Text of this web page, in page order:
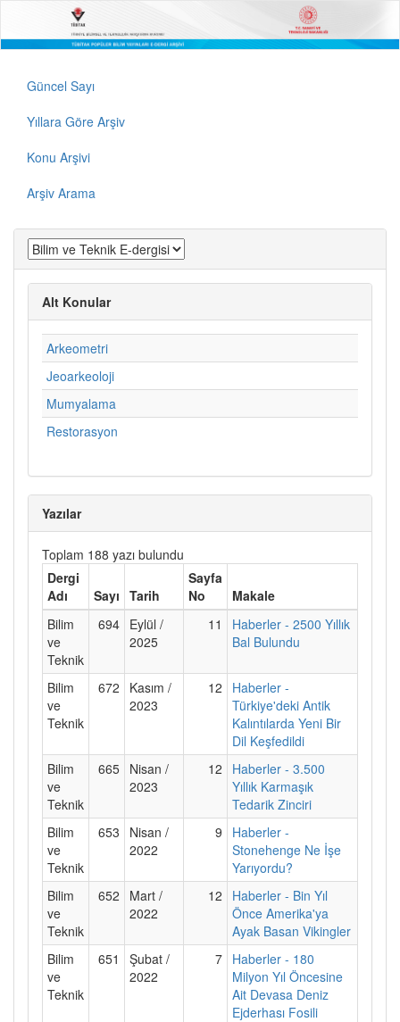
Güncel Sayı
Yıllara Göre Arşiv
Konu Arşivi
Arşiv Arama
Alt Konular
Arkeometri
Jeoarkeoloji
Mumyalama
Restorasyon
Yazılar
Toplam 188 yazı bulundu
Dergi
Adı
Sayı Tarih
Sayfa
No
Makale
Bilim
ve
Teknik
694 Eylül /
2025
11
Haberler - 2500 Yıllık
Bal Bulundu
Bilim
ve
Teknik
672
Kasım /
2023
12
Haberler -
Türkiye'deki Antik
Kalıntılarda Yeni Bir
Dil Keşfedildi
Bilim
ve
Teknik
665 Nisan /
2023
12
Haberler - 3.500
Yıllık Karmaşık
Tedarik Zinciri
Bilim
ve
Teknik
653
Nisan /
2022
9
Haberler -
Stonehenge Ne İşe
Yarıyordu?
Bilim
ve
Teknik
652
Mart /
2022
12
Haberler - Bin Yıl
Önce Amerika'ya
Ayak Basan Vikingler
Bilim
ve
Teknik
651
Şubat /
2022
7 Haberler - 180
Milyon Yıl Öncesine
Ait Devasa Deniz
Ejderhası Fosili